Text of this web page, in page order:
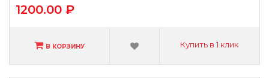
1200.00 ₽
В КОРЗИНУ Купить в 1 клик